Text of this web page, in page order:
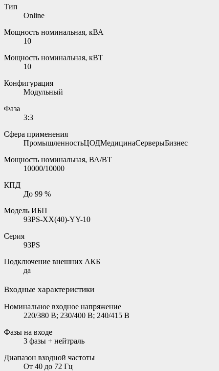
Тип
Online
Мощность номинальная, кВА
10
Мощность номинальная, кВТ
10
Конфигурация
Модульный
Фаза
3:3
Сфера применения
ПромышленностьЦОДМедицинаСерверыБизнес
Мощность номинальная, ВА/ВТ
10000/10000
КПД
До 99 %
Модель ИБП
93PS-XX(40)-YY-10
Серия
93PS
Подключение внешних АКБ
да
Входные характеристики
Номинальное входное напряжение
220/380 В; 230/400 В; 240/415 В
Фазы на входе
3 фазы + нейтраль
Диапазон входной частоты
От 40 до 72 Гц